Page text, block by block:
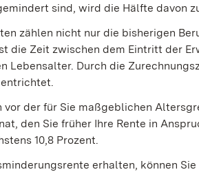
sind, wird die Hälfte davon
zählen nicht nur die bisherigen
die Zeit zwischen dem Eintritt der
Lebensalter. Durch die
vor der für Sie maßgeblichen
den Sie früher Ihre Rente in
10,8 Prozent.
erhalten, können